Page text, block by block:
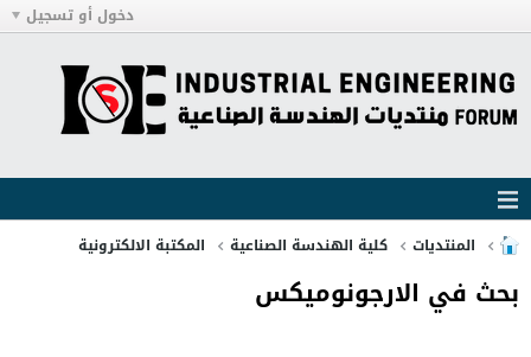
دخول أو تسجيل
المنتديات كلية الهندسة الصناعية المكتبة الالكترونية
بحث في الارجونوميكس